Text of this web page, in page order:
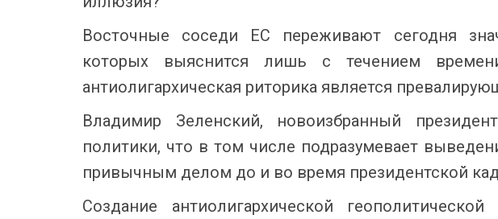
Восточные соседи ЕС переживают сегодня
которых выяснится лишь с течением
антиолигархическая риторика является
Владимир Зеленский, новоизбранный
политики, что в том числе подразумевает
привычным делом до и во время президентской
Создание антиолигархической